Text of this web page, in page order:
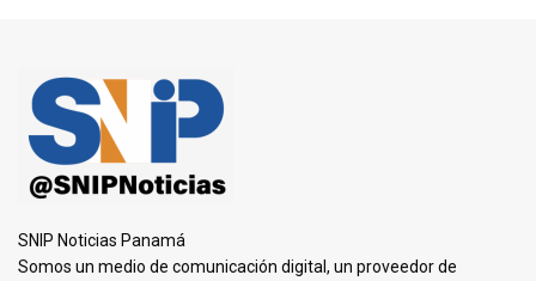
SNIP Noticias Panamá
Somos un medio de comunicación digital, un proveedor de